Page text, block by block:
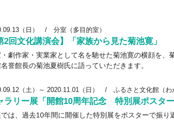
（日） / 分室（多目的室）
2回文化講演会】「家族から見た菊池寛」
劇作家・実業家として名を馳せた菊池寛の横顔を、
誉館長の菊池夏樹氏に語っていただきます。
（土）～ 2020.11.01（日） / ふるさと文化館（わ
ラリー展「開館10周年記念 特別展ポスター
は、過去10年間に開催した特別展をポスターで振り